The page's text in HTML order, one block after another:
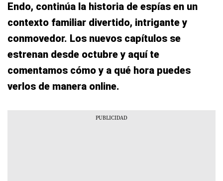
Endo, continúa la historia de espías en un
contexto familiar divertido, intrigante y
conmovedor. Los nuevos capítulos se
estrenan desde octubre y aquí te
comentamos cómo y a qué hora puedes
verlos de manera online.